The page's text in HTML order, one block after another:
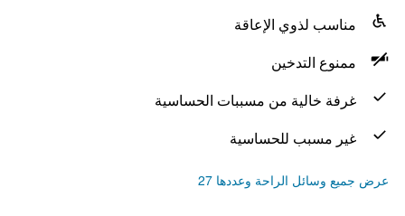
مناسب لذوي الإعاقة
ممنوع التدخين
غرفة خالية من مسببات الحساسية
غير مسبب للحساسية
عرض جميع وسائل الراحة وعددها 27